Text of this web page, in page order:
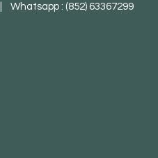
| Whatsapp : (852) 63367299